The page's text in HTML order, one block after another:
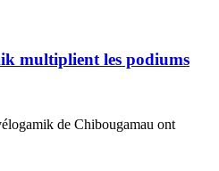
multiplient les podiums
de Chibougamau ont